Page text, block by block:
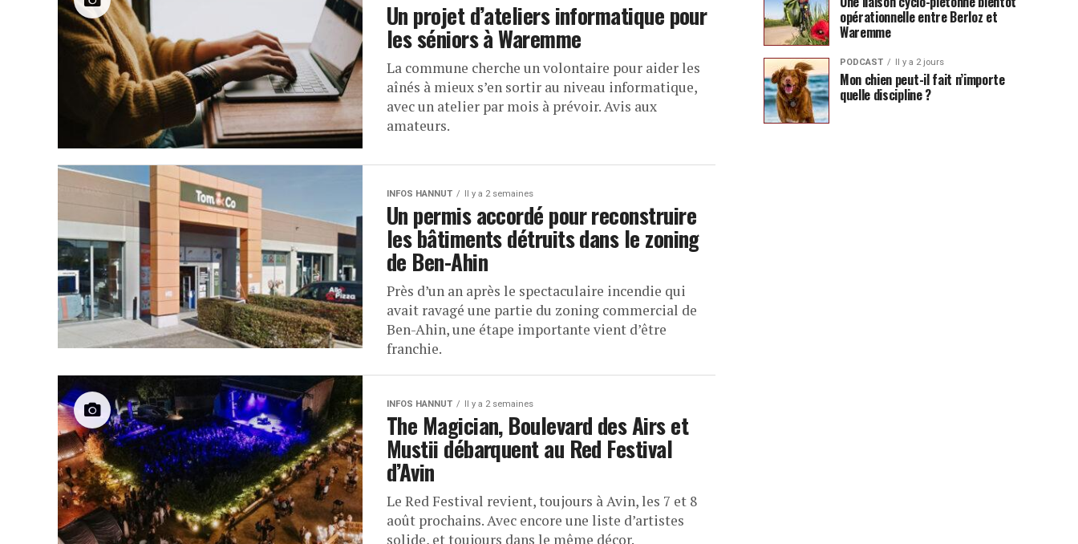
Un projet d’ateliers informatique pour
les séniors à Waremme
La commune cherche un volontaire pour aider les
aînés à mieux s’en sortir au niveau informatique,
avec un atelier par mois à prévoir. Avis aux
amateurs.
INFOS HANNUT Il y a 2 semaines
Un permis accordé pour reconstruire
les bâtiments détruits dans le zoning
de Ben-Ahin
Près d’un an après le spectaculaire incendie qui
avait ravagé une partie du zoning commercial de
Ben-Ahin, une étape importante vient d’être
franchie.
INFOS HANNUT Il y a 2 semaines
The Magician, Boulevard des Airs et
Mustii débarquent au Red Festival
d’Avin
Le Red Festival revient, toujours à Avin, les 7 et 8
août prochains. Avec encore une liste d’artistes
solide, et toujours dans le même décor.
opérationnelle entre Berloz et
Waremme
PODCAST Il y a 2 jours
Mon chien peut-il fait n’importe
quelle discipline ?